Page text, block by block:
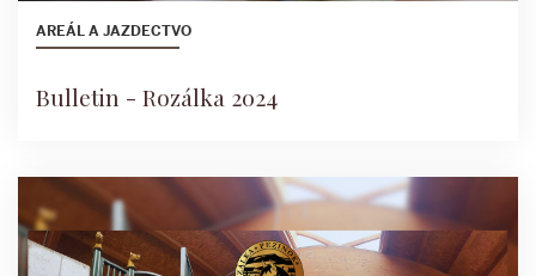
AREÁL A JAZDECTVO
Bulletin - Rozálka 2024